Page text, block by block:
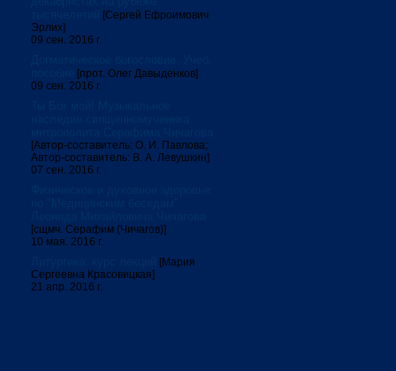
[Сергей Ефроимович
Эрлих]
09 сен. 2016 г.
[прот. Олег Давыденков]
09 сен. 2016 г.
[Автор-составитель: О. И. Павлова;
Автор-составитель: В. А. Левушкин]
07 сен. 2016 г.
[сщмч. Серафим (Чичагов)]
10 мая. 2016 г.
[Мария
Сергеевна Красовицкая]
21 апр. 2016 г.